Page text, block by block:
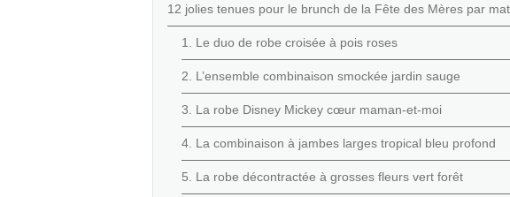
12 jolies tenues pour le brunch de la Fête des Mères par
1. Le duo de robe croisée à pois roses
2. L’ensemble combinaison smockée jardin sauge
3. La robe Disney Mickey cœur maman-et-moi
4. La combinaison à jambes larges tropical bleu profond
5. La robe décontractée à grosses fleurs vert forêt